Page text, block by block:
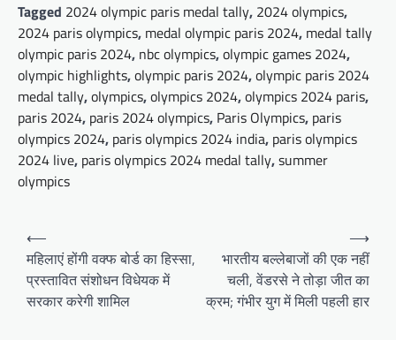
Tagged 2024 olympic paris medal tally, 2024 olympics,
2024 paris olympics, medal olympic paris 2024, medal tally
olympic paris 2024, nbc olympics,olympic games 2024,
olympic highlights,olympic paris 2024,olympic paris 2024
medal tally,olympics,olympics 2024,olympics 2024 paris,
paris 2024, paris 2024 olympics, Paris Olympics, paris
olympics 2024, paris olympics 2024 india, paris olympics
2024 live, paris olympics 2024 medal tally,summer
olympics
Post
navigation
⟵
महिलाएं होंगी वक्फ बोर्ड का हिस्सा,
प्रस्तावित संशोधन विधेयक में
सरकार करेगी शामिल
भारतीय बल्लेबाजों की एक नहीं
चली, वेंडरसे ने तोड़ा जीत का
क्रम; गंभीर युग में मिली पहली हार
⟶